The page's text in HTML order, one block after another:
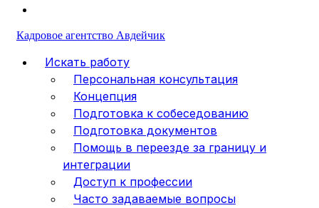
Кадровое агентство Авдейчик
Искать работу
Персональная консультация
Концепция
Подготовка к собеседованию
Подготовка документов
Помощь в переезде за границу и
интеграции
Доступ к профессии
Часто задаваемые вопросы